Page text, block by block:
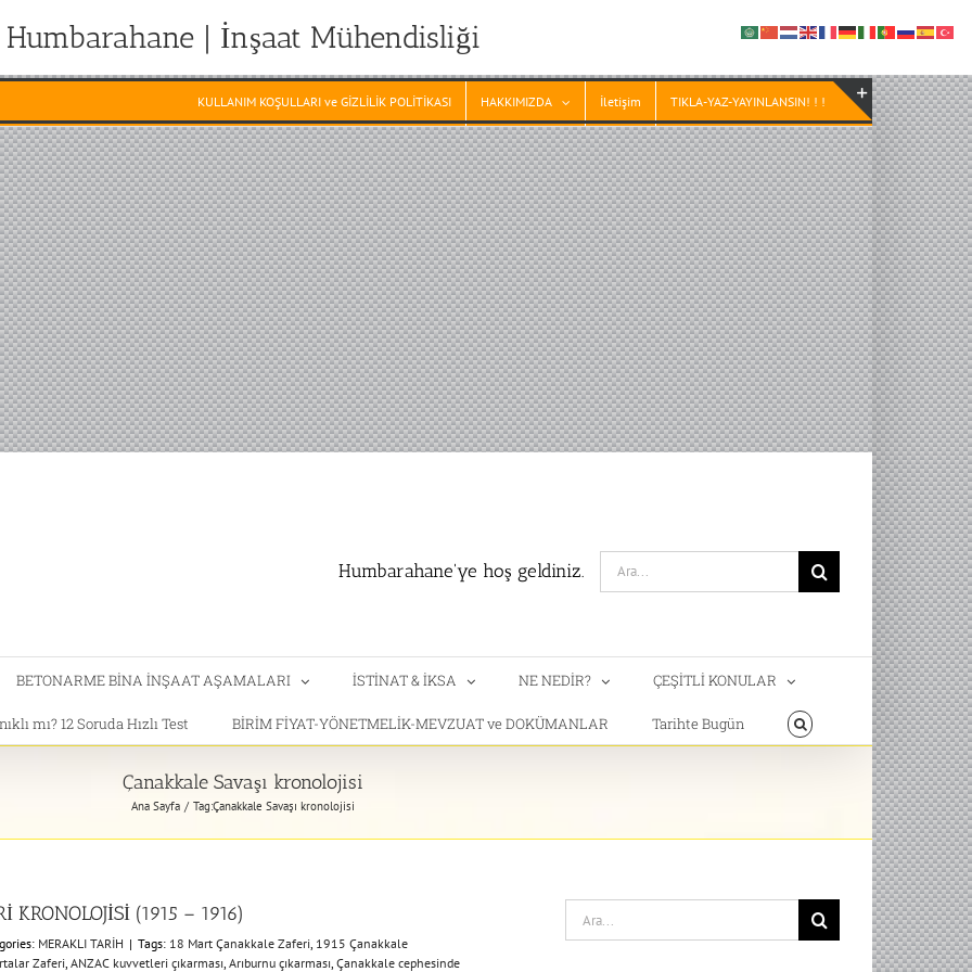
Humbarahane | İnşaat Mühendisliği
KULLANIM KOŞULLARI ve GİZLİLİK POLİTİKASI HAKKIMIZDA İletişim TIKLA-YAZ-YAYINLANSIN! ! !
Humbarahane'ye hoş geldiniz.
Search
for:
BETONARME BİNA İNŞAAT AŞAMALARI İSTİNAT & İKSA NE NEDİR? ÇEŞİTLİ KONULAR
mı? 12 Soruda Hızlı Test BİRİM FİYAT-YÖNETMELİK-MEVZUAT ve DOKÜMANLAR Tarihte Bugün
Çanakkale Savaşı kronolojisi
Ana Sayfa Tag:Çanakkale Savaşı kronolojisi
(1915 – 1916)
MERAKLI TARİH | Tags: 18 Mart Çanakkale Zaferi, 1915 Çanakkale
Zaferi, ANZAC kuvvetleri çıkarması, Arıburnu çıkarması, Çanakkale cephesinde
Search
for:
Toggle
Sliding
Bar
Area